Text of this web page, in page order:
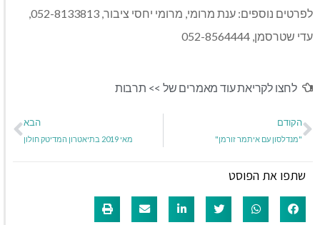
לפרטים נוספים: ענת מרומי, מרומי יחסי ציבור, 052-8133813,
עדי שטרסמן, 052-8564444
לחצו לקריאת עוד מאמרים של >> תרבות
הקודם
"מנדלסון עם איתמר זורמן"
הבא
מאי 2019 בתיאטרון המדיטק חולון
שתפו את הפוסט